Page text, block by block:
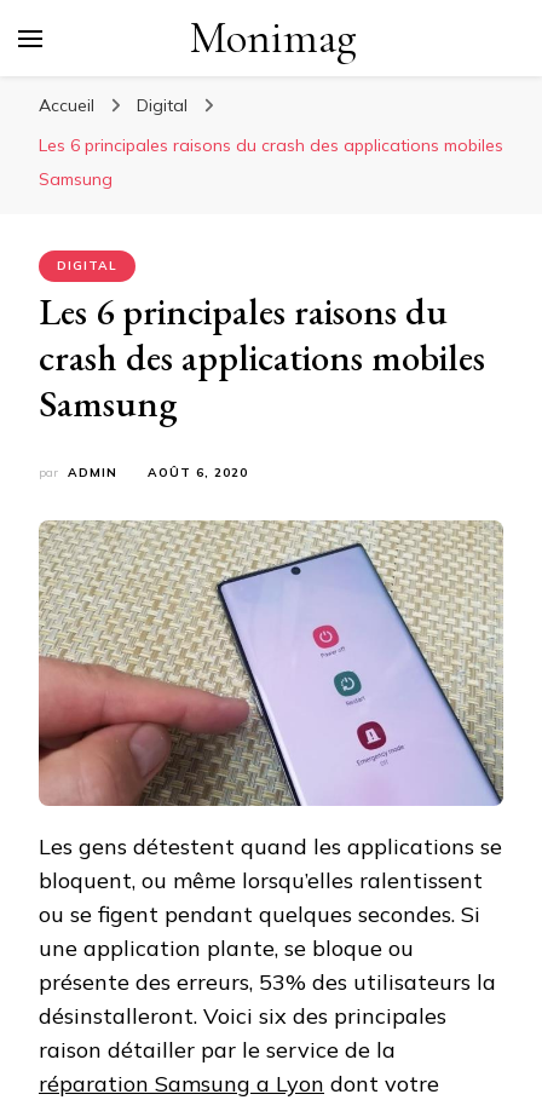
Monimag
Accueil
Digital
Les 6 principales raisons du crash des applications mobiles
Samsung
DIGITAL
Les 6 principales raisons du
crash des applications mobiles
Samsung
par ADMIN AOÛT 6, 2020
Les gens détestent quand les applications se
bloquent, ou même lorsqu’elles ralentissent
ou se figent pendant quelques secondes. Si
une application plante, se bloque ou
présente des erreurs, 53% des utilisateurs la
désinstalleront. Voici six des principales
raison détailler par le service de la
réparation Samsung a Lyon dont votre